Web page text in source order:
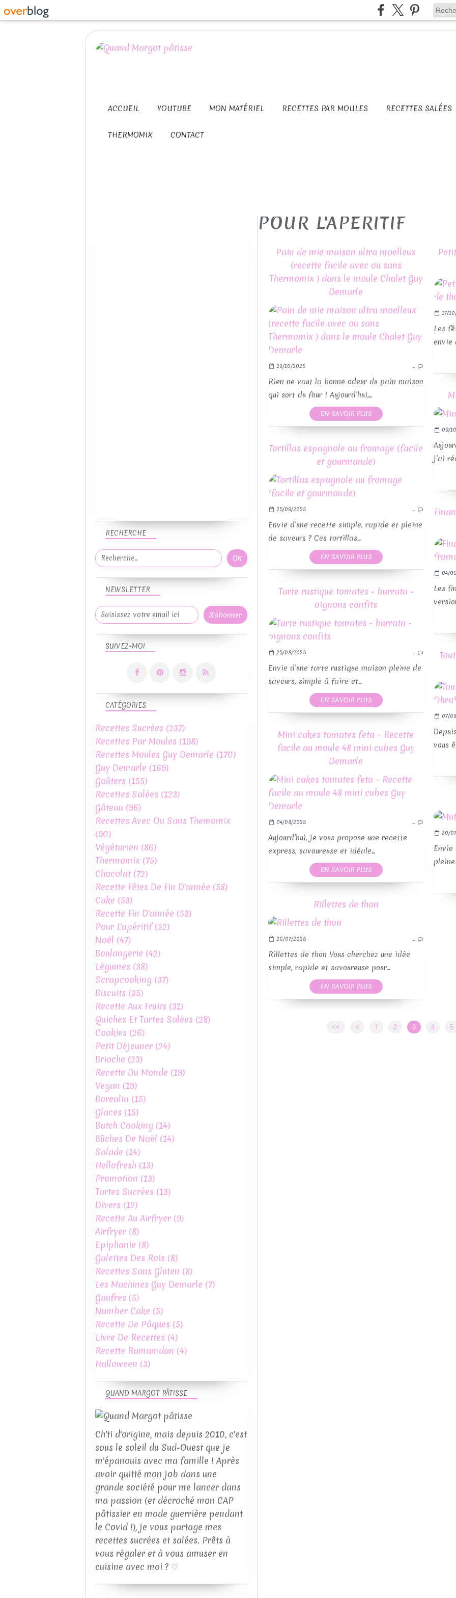
ACCUEIL YOUTUBE MON MATÉRIEL RECETTES PAR MOULES RECETTES SALÉES
THERMOMIX CONTACT
POUR L'APERITIF
Pain de mie maison ultra moelleux
(recette facile avec ou sans
Thermomix ) dans le moule Chalet Guy
Demarle
23/10/2025 …
Rien ne vaut la bonne odeur du pain maison
qui sort du four ! Aujourd’hui,...
EN SAVOIR PLUS
17/
Les
envie
09/
j’ai
Tortillas espagnole au fromage (facile
et gourmande)
25/09/2025 …
Envie d’une recette simple, rapide et pleine
de saveurs ? Ces tortillas...
EN SAVOIR PLUS
04/
Les
Tarte rustique tomates - burrata -
oignons confits
25/08/2025 …
Envie d’une tarte rustique maison pleine de
saveurs, simple à faire et...
EN SAVOIR PLUS
07/
vous
Mini cakes tomates feta – Recette
facile au moule 48 mini cubes Guy
Demarle
04/08/2025 …
Aujourd’hui, je vous propose une recette
express, savoureuse et idéale...
EN SAVOIR PLUS
30/
pleine
Rillettes de thon
26/07/2025 …
Rillettes de thon Vous cherchez une idée
simple, rapide et savoureuse pour...
EN SAVOIR PLUS
<< < 1 2 3 4 5
NEWSLETTER
SUIVEZ-MOI
RECHERCHE
QUAND MARGOT PÂTISSE
Ch'ti d'origine, mais depuis 2010, c'est
sous le soleil du Sud-Ouest que je
m'épanouis avec ma famille ! Après
avoir quitté mon job dans une
grande société pour me lancer dans
ma passion (et décroché mon CAP
pâtissier en mode guerrière pendant
le Covid !), je vous partage mes
recettes sucrées et salées. Prêts à
vous régaler et à vous amuser en
cuisine avec moi ? ♡
CATÉGORIES
Recettes Sucrées (237)
Recettes Par Moules (198)
Recettes Moules Guy Demarle (170)
Guy Demarle (169)
Goûters (155)
Recettes Salées (123)
Gâteau (96)
Recettes Avec Ou Sans Themomix
(90)
Végétarien (86)
Thermomix (75)
Chocolat(72)
Recette Fêtes De Fin D'année (58)
Cake (53)
Recette Fin D'année (53)
Pour L'apéritif(52)
Noël (47)
Boulangerie (42)
Légumes (38)
Scrapcooking (37)
Biscuits (35)
Recette Aux Fruits (31)
Quiches Et Tartes Salées (28)
Cookies (26)
Petit Déjeuner (24)
Brioche (23)
Recette Du Monde (19)
Vegan (19)
Borealia (15)
Glaces (15)
Batch Cooking (14)
Bûches De Noël (14)
Salade (14)
Hellofresh (13)
Promotion (13)
Tartes Sucrées (13)
Divers (12)
Recette Au Airfryer (9)
Airfryer (8)
Epiphanie (8)
Galettes Des Rois (8)
Recettes Sans Gluten (8)
Les Machines Guy Demarle (7)
Gaufres (5)
Number Cake (5)
Recette De Pâques (5)
Livre De Recettes (4)
Recette Ramamdan (4)
Halloween (3)